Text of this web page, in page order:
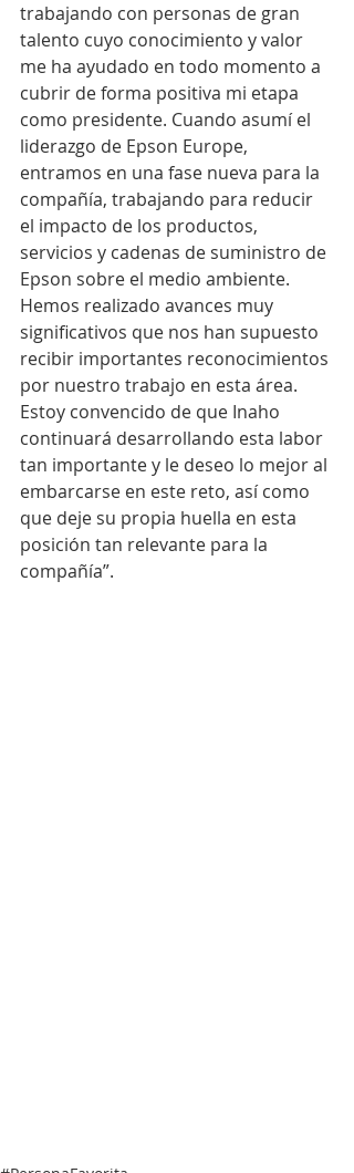
trabajando con personas de gran
talento cuyo conocimiento y valor
me ha ayudado en todo momento a
cubrir de forma positiva mi etapa
como presidente. Cuando asumí el
liderazgo de Epson Europe,
entramos en una fase nueva para la
compañía, trabajando para reducir
el impacto de los productos,
servicios y cadenas de suministro de
Epson sobre el medio ambiente.
Hemos realizado avances muy
significativos que nos han supuesto
recibir importantes reconocimientos
por nuestro trabajo en esta área.
Estoy convencido de que Inaho
continuará desarrollando esta labor
tan importante y le deseo lo mejor al
embarcarse en este reto, así como
que deje su propia huella en esta
posición tan relevante para la
compañía”.